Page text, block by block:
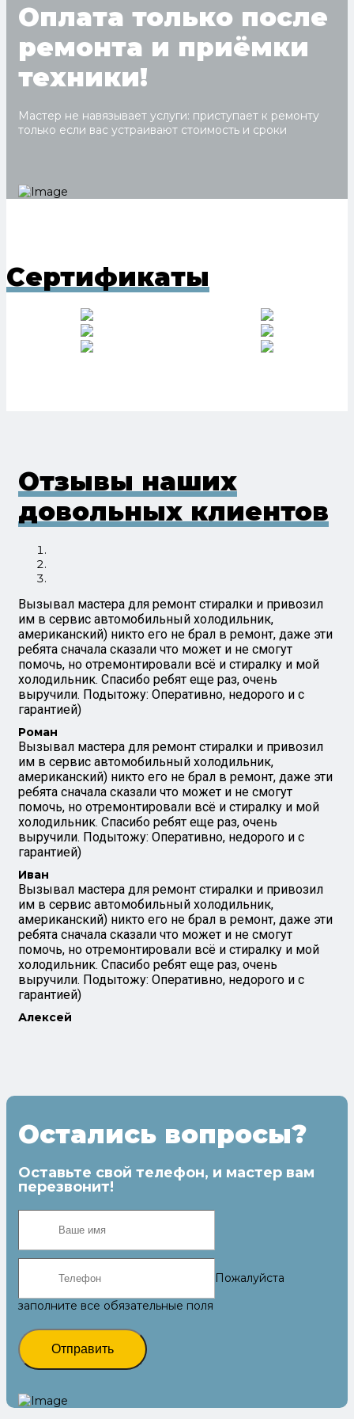
Оплата только после
ремонта и приёмки
техники!
Мастер не навязывает услуги: приступает к ремонту
только если вас устраивают стоимость и сроки
Сертификаты
Отзывы наших
довольных клиентов
Вызывал мастера для ремонт стиралки и привозил
им в сервис автомобильный холодильник,
американский) никто его не брал в ремонт, даже эти
ребята сначала сказали что может и не смогут
помочь, но отремонтировали всё и стиралку и мой
холодильник. Спасибо ребят еще раз, очень
выручили. Подытожу: Оперативно, недорого и с
гарантией)
Роман
Вызывал мастера для ремонт стиралки и привозил
им в сервис автомобильный холодильник,
американский) никто его не брал в ремонт, даже эти
ребята сначала сказали что может и не смогут
помочь, но отремонтировали всё и стиралку и мой
холодильник. Спасибо ребят еще раз, очень
выручили. Подытожу: Оперативно, недорого и с
гарантией)
Иван
Вызывал мастера для ремонт стиралки и привозил
им в сервис автомобильный холодильник,
американский) никто его не брал в ремонт, даже эти
ребята сначала сказали что может и не смогут
помочь, но отремонтировали всё и стиралку и мой
холодильник. Спасибо ребят еще раз, очень
выручили. Подытожу: Оперативно, недорого и с
гарантией)
Алексей
Остались вопросы?
Оставьте свой телефон, и мастер вам
перезвонит!
Пожалуйста
заполните все обязательные поля
Отправить